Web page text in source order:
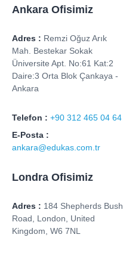
Ankara Ofisimiz
Adres : Remzi Oğuz Arık
Mah. Bestekar Sokak
Üniversite Apt. No:61 Kat:2
Daire:3 Orta Blok Çankaya -
Ankara
Telefon : +90 312 465 04 64
E-Posta :
ankara@edukas.com.tr
Londra Ofisimiz
Adres : 184 Shepherds Bush
Road, London, United
Kingdom, W6 7NL